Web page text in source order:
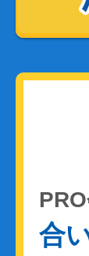
合